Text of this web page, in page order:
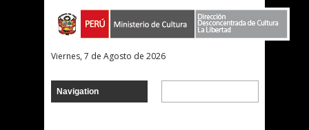
Viernes, 7 de Agosto de 2026